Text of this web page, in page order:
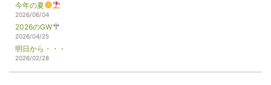
今年の夏
2026/06/04
2026のGW
2026/04/25
明日から・・・
2026/02/28